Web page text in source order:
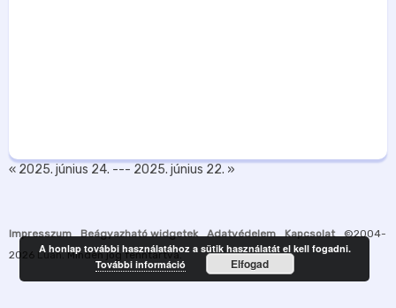
« 2025. június 24. --- 2025. június 22. »
Impresszum Beágyazható widgetek Adatvédelem Kapcsolat
©2004-
2026 Luah. Minden jog fenntartva.
A honlap további használatához a sütik használatát el kell fogadni.
További információ
Elfogad